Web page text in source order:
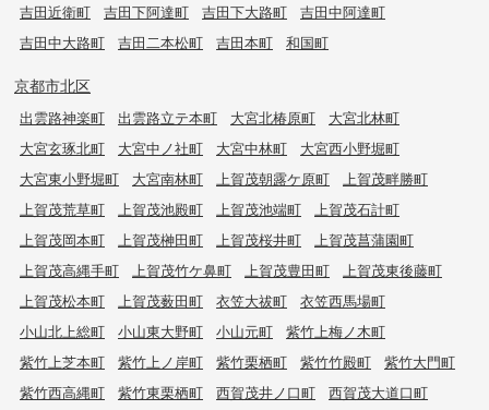
吉田近衛町
吉田下阿達町 吉田下大路町
吉田中阿達町
吉田中大路町
吉田二本松町 吉田本町 和国町
京都市北区
出雲路神楽町 出雲路立テ本町 大宮北椿原町
大宮北林町
大宮玄琢北町
大宮中ノ社町 大宮中林町
大宮西小野堀町
大宮東小野堀町
大宮南林町 上賀茂朝露ケ原町
上賀茂畔勝町
上賀茂荒草町
上賀茂池殿町 上賀茂池端町
上賀茂石計町
上賀茂岡本町
上賀茂榊田町 上賀茂桜井町
上賀茂菖蒲園町
上賀茂高縄手町
上賀茂竹ケ鼻町 上賀茂豊田町
上賀茂東後藤町
上賀茂松本町
上賀茂薮田町 衣笠大祓町
衣笠西馬場町
小山北上総町
小山東大野町 小山元町
紫竹上梅ノ木町
紫竹上芝本町
紫竹上ノ岸町 紫竹栗栖町 紫竹竹殿町
紫竹大門町
紫竹西高縄町
紫竹東栗栖町 西賀茂井ノ口町
西賀茂大道口町